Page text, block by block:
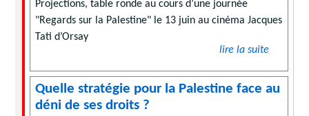
Projections, table ronde au cours d’une journée
"Regards sur la Palestine" le 13 juin au cinéma Jacques
Tati d’Orsay
lire la suite
Quelle stratégie pour la Palestine face au
déni de ses droits ?